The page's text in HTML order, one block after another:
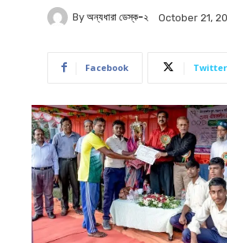
By অন্যধারা ডেস্ক-২ October 21,
Facebook Twitter